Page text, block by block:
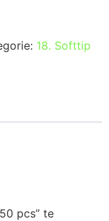
18. Softtip
pcs” te